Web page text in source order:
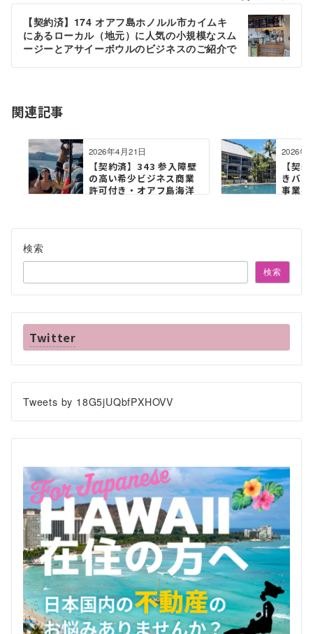
ー
シ
ン
【契約済】174 オアフ島ホノルル市カイムキ
にあるローカル（地元）に人気の小規模なスム
ージーとアサイーボウルのビジネスのご紹介で
関連記事
2026年4月21日
【契約済】343 参入障壁
の高い希少ビジネス商業
許可付き・オアフ島海洋
2026年
【契
きバ
事業‒
検索
検索
Twitter
Tweets by 18G5jUQbfPXHOVV